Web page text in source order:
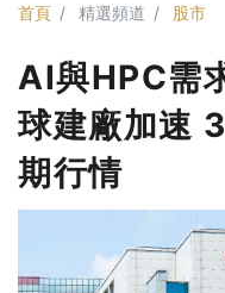
首頁 精選頻道 股市
AI與HPC需
球建廠加速
期行情